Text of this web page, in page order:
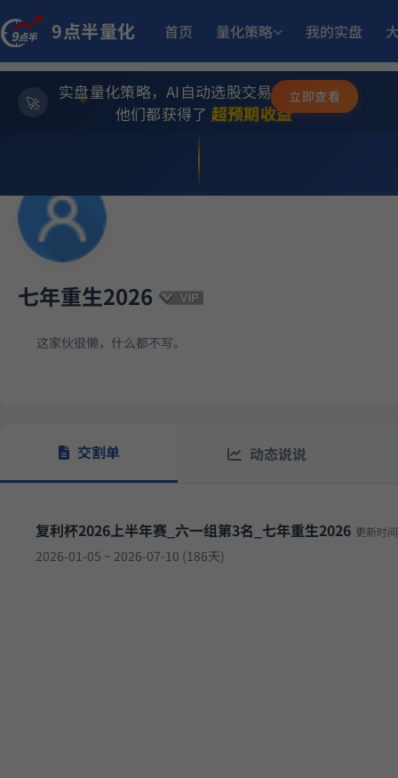
9点半量化 首页 量化策略 我的实盘
✨
💫
⭐
实盘量化策略，AI自动选股交易，躺赚模式
他们都获得了 超预期收益
9月23日开始实盘 多重止损优化成长量化策略 收益
6月29日开始实盘 ETF双池平滑动量轮动 收益 252.95%
MACD顶背离成长优选量化策略
5月18日开始实盘
6月15日开始实盘 小市值_ETF轮动_双龙出海
9月2日开始实盘 稳健黑马精选量化策略 收益
立即查看
七年重生2026
这家伙很懒，什么都不写。
交割单 动态说说
复利杯2026上半年赛_六一组第3名_七年重生2026 更新时
2026-01-05 ~ 2026-07-10 (186天)